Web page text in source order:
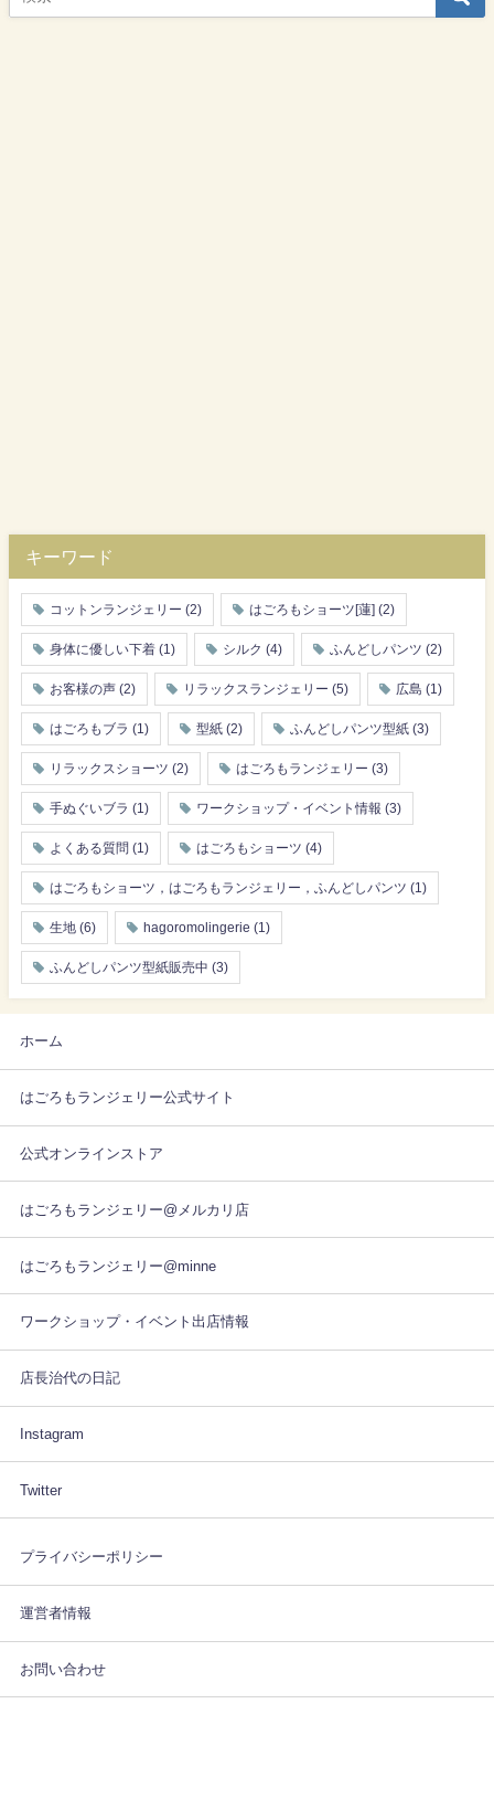
キーワード
コットンランジェリー (2) はごろもショーツ[蓮] (2)
身体に優しい下着 (1) シルク (4) ふんどしパンツ (2)
お客様の声 (2) リラックスランジェリー (5) 広島 (1)
はごろもブラ (1) 型紙 (2) ふんどしパンツ型紙 (3)
リラックスショーツ (2) はごろもランジェリー (3)
手ぬぐいブラ (1) ワークショップ・イベント情報 (3)
よくある質問 (1) はごろもショーツ (4)
はごろもショーツ，はごろもランジェリー，ふんどしパンツ (1)
生地 (6) hagoromolingerie (1)
ふんどしパンツ型紙販売中 (3)
ホーム
はごろもランジェリー公式サイト
公式オンラインストア
はごろもランジェリー@メルカリ店
はごろもランジェリー@minne
ワークショップ・イベント出店情報
店長治代の日記
Instagram
Twitter
プライバシーポリシー
運営者情報
お問い合わせ